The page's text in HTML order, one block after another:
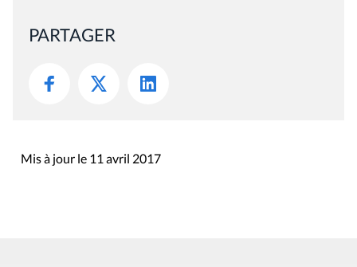
PARTAGER
Mis à jour le 11 avril 2017